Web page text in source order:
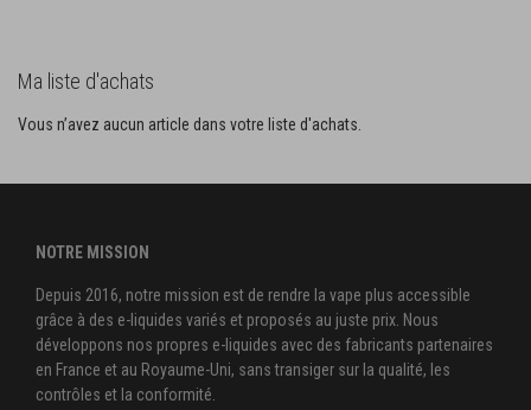
Ma liste d'achats
Vous n’avez aucun article dans votre liste d'achats.
NOTRE MISSION
Depuis 2016, notre mission est de rendre la vape plus accessible
grâce à des e-liquides variés et proposés au juste prix. Nous
développons nos propres e-liquides avec des fabricants partenaires
en France et au Royaume-Uni, sans transiger sur la qualité, les
contrôles et la conformité.